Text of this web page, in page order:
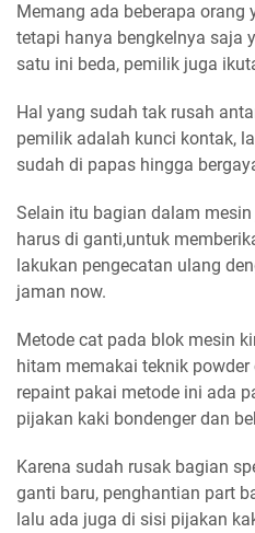
Memang ada beberapa orang
tetapi hanya bengkelnya saja
satu ini beda, pemilik juga
Hal yang sudah tak rusah
pemilik adalah kunci kontak,
sudah di papas hingga
Selain itu bagian dalam
harus di ganti,untuk
lakukan pengecatan ulang
jaman now.
Metode cat pada blok mesin
hitam memakai teknik
repaint pakai metode ini ada
pijakan kaki bondenger dan
Karena sudah rusak bagian
ganti baru, penghantian part
lalu ada juga di sisi pijakan